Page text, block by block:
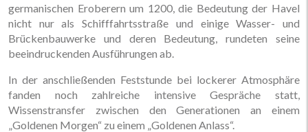
germanischen Eroberern um 1200, die Bedeutung der Havel
nicht nur als Schifffahrtsstraße und einige Wasser- und
Brückenbauwerke und deren Bedeutung, rundeten seine
beeindruckenden Ausführungen ab.
In der anschließenden Feststunde bei lockerer Atmosphäre
fanden noch zahlreiche intensive Gespräche statt,
Wissenstransfer zwischen den Generationen an einem
„Goldenen Morgen“ zu einem „Goldenen Anlass“.